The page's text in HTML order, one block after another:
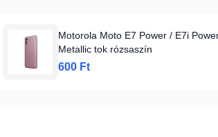
Motorola Moto E7 Power / E7i
Metallic tok rózsaszín
600 Ft